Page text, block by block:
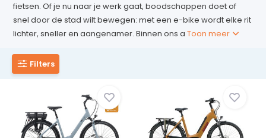
fietsen. Of je nu naar je werk gaat, boodschappen doet of
snel door de stad wilt bewegen: met een e-bike wordt elke rit
lichter, sneller en aangenamer. Binnen ons aToon meer
Filters